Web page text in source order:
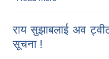
राय सुझाबलाई अव
सूचना !